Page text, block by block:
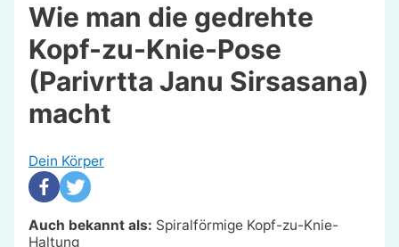
Wie man die gedrehte
Kopf-zu-Knie-Pose
(Parivrtta Janu Sirsasana)
macht
Dein Körper
Auch bekannt als: Spiralförmige Kopf-zu-Knie-
Haltung